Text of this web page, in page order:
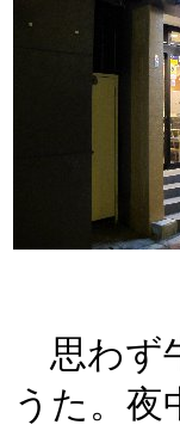
思わず
うた。夜